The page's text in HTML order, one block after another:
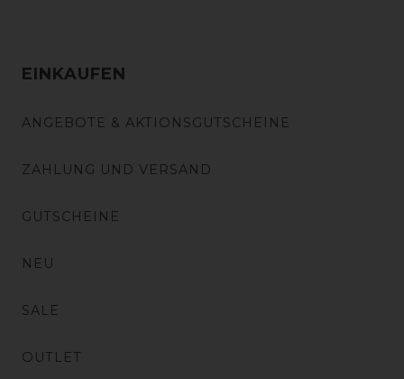
EINKAUFEN
ANGEBOTE & AKTIONSGUTSCHEINE
ZAHLUNG UND VERSAND
GUTSCHEINE
NEU
SALE
OUTLET